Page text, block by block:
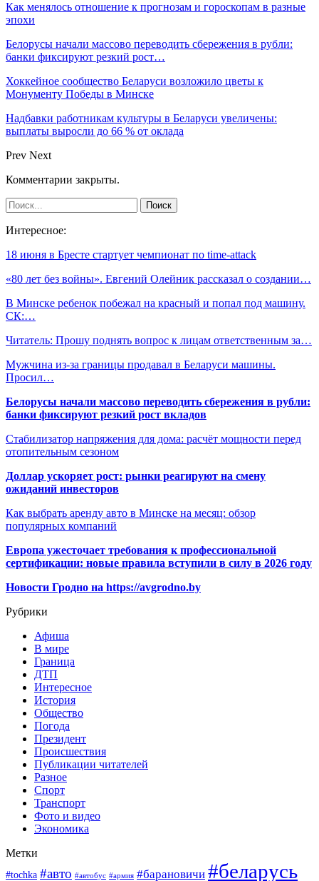
Как менялось отношение к прогнозам и гороскопам в разные
эпохи
Белорусы начали массово переводить сбережения в рубли:
банки фиксируют резкий рост…
Хоккейное сообщество Беларуси возложило цветы к
Монументу Победы в Минске
Надбавки работникам культуры в Беларуси увеличены:
выплаты выросли до 66 % от оклада
Prev Next
Комментарии закрыты.
Интересное:
18 июня в Бресте стартует чемпионат по time-attack
«80 лет без войны». Евгений Олейник рассказал о создании…
В Минске ребенок побежал на красный и попал под машину.
СК:…
Читатель: Прошу поднять вопрос к лицам ответственным за…
Мужчина из-за границы продавал в Беларуси машины.
Просил…
Белорусы начали массово переводить сбережения в рубли:
банки фиксируют резкий рост вкладов
Стабилизатор напряжения для дома: расчёт мощности перед
отопительным сезоном
Доллар ускоряет рост: рынки реагируют на смену
ожиданий инвесторов
Как выбрать аренду авто в Минске на месяц: обзор
популярных компаний
Европа ужесточает требования к профессиональной
сертификации: новые правила вступили в силу в 2026 году
Новости Гродно на https://avgrodno.by
Рубрики
Афиша
В мире
Граница
ДТП
Интересное
История
Общество
Погода
Президент
Происшествия
Публикации читателей
Разное
Спорт
Транспорт
Фото и видео
Экономика
Метки
#tochka #авто #автобус #армия #барановичи #беларусь